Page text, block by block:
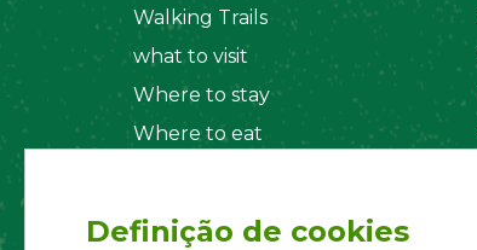
Walking Trails
what to visit
Where to stay
Where to eat
Definição de cookies